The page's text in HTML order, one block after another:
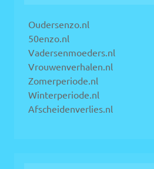
Oudersenzo.nl
50enzo.nl
Vadersenmoeders.nl
Vrouwenverhalen.nl
Zomerperiode.nl
Winterperiode.nl
Afscheidenverlies.nl